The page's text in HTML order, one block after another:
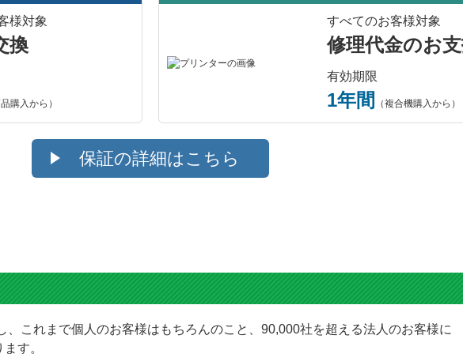
様対象
換
品購入から）
すべてのお客様対象
修理代金のお
有効期限
1年間 （複合機購入から）
保証の詳細はこちら
これまで個人のお客様はもちろんのこと、90,000社を超える法人のお客様に
す。